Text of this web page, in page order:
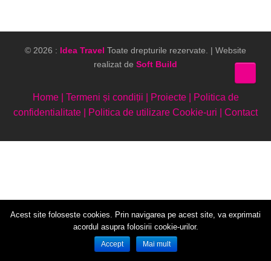
© 2026 : Idea Travel Toate drepturile rezervate. | Website
realizat de Soft Build ↑
Home| Termeni și condiții Proiecte|
Politica de
confidentialitate
Politica de utilizare Cookie-uri Contact
Acest site foloseste cookies. Prin navigarea pe acest site, va exprimati
acordul asupra folosirii cookie-urilor.
Accept Mai mult